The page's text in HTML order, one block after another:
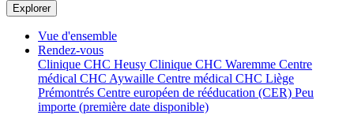
Explorer
Vue d'ensemble
Rendez-vous
Clinique CHC Heusy Clinique CHC Waremme Centre
médical CHC Aywaille Centre médical CHC Liège
Prémontrés Centre européen de rééducation (CER) Peu
importe (première date disponible)